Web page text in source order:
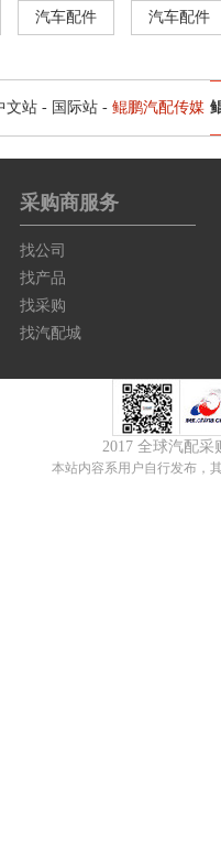
汽车配件 汽车配件
文站 - 国际站 - 鲲鹏汽配传媒
采购商服务
找公司
找产品
找采购
找汽配城
2017 全球汽配
本站内容系用户自行发布，